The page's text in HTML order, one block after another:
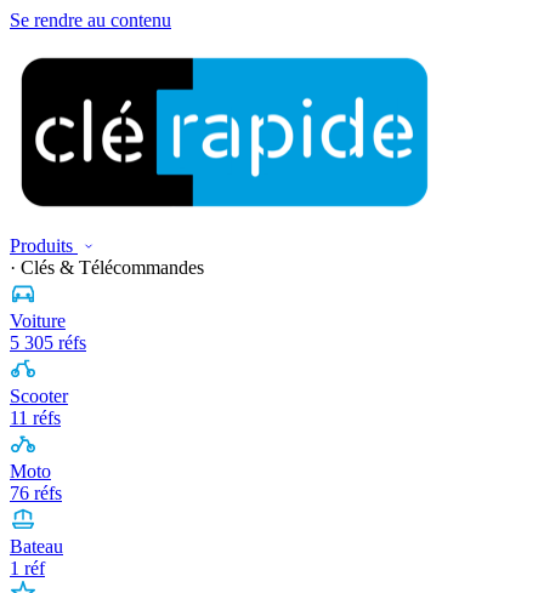
Se rendre au contenu
Produits
· Clés & Télécommandes
Voiture
5 305 réfs
Scooter
11 réfs
Moto
76 réfs
Bateau
1 réf